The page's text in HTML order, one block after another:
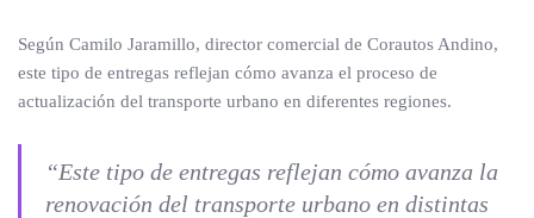
Según Camilo Jaramillo, director comercial de Corautos Andino,
este tipo de entregas reflejan cómo avanza el proceso de
actualización del transporte urbano en diferentes regiones.
“Este tipo de entregas reflejan cómo avanza la
renovación del transporte urbano en distintas